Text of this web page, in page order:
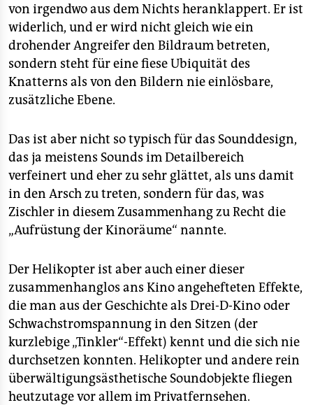
von irgendwo aus dem Nichts heranklappert. Er ist
widerlich, und er wird nicht gleich wie ein
drohender Angreifer den Bildraum betreten,
sondern steht für eine fiese Ubiquität des
Knatterns als von den Bildern nie einlösbare,
zusätzliche Ebene.
Das ist aber nicht so typisch für das Sounddesign,
das ja meistens Sounds im Detailbereich
verfeinert und eher zu sehr glättet, als uns damit
in den Arsch zu treten, sondern für das, was
Zischler in diesem Zusammenhang zu Recht die
„Aufrüstung der Kinoräume“ nannte.
Der Helikopter ist aber auch einer dieser
zusammenhanglos ans Kino angehefteten Effekte,
die man aus der Geschichte als Drei-D-Kino oder
Schwachstromspannung in den Sitzen (der
kurzlebige „Tinkler“-Effekt) kennt und die sich nie
durchsetzen konnten. Helikopter und andere rein
überwältigungsästhetische Soundobjekte fliegen
heutzutage vor allem im Privatfernsehen.